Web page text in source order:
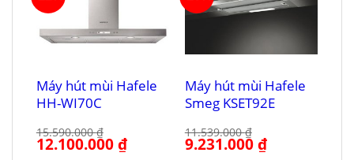
Máy hút mùi Hafele
HH-WI70C
15.590.000₫
Giá
gốc
12.100.000₫Giá
hiện
Máy hút mùi Hafele
Smeg KSET92E
11.539.000₫
Giá
gốc
9.231.000₫Giá
hiện